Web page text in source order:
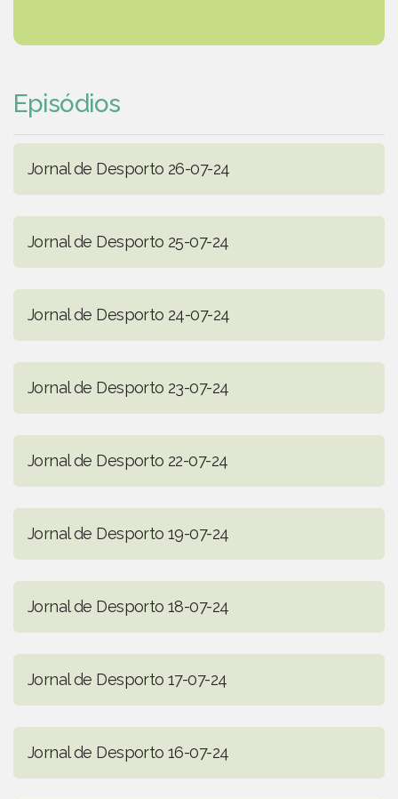
Episódios
Jornal de Desporto 26-07-24
Jornal de Desporto 25-07-24
Jornal de Desporto 24-07-24
Jornal de Desporto 23-07-24
Jornal de Desporto 22-07-24
Jornal de Desporto 19-07-24
Jornal de Desporto 18-07-24
Jornal de Desporto 17-07-24
Jornal de Desporto 16-07-24